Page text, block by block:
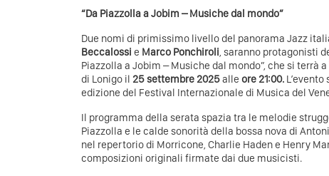
“Da Piazzolla a Jobim – Musiche dal mondo”
Due nomi di primissimo livello del panorama Jazz
Beccalossi e Marco Ponchiroli, saranno protagonisti
Piazzolla a Jobim – Musiche dal mondo”, che si terrà a
di Lonigo il 25 settembre 2025alle ore 21:00.
edizione del Festival Internazionale di Musica del
Il programma della serata spazia tra le melodie
Piazzolla e le calde sonorità della bossa nova di
nel repertorio di Morricone, Charlie Haden e Henry
composizioni originali firmate dai due musicisti.